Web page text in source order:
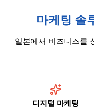
마케팅 솔
일본에서 비즈니스를
디지털 마케팅